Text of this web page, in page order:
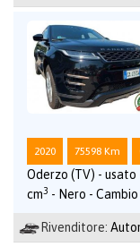
2020 75598 Km
Oderzo (TV) -
cm3 - Nero -
Rivenditore: